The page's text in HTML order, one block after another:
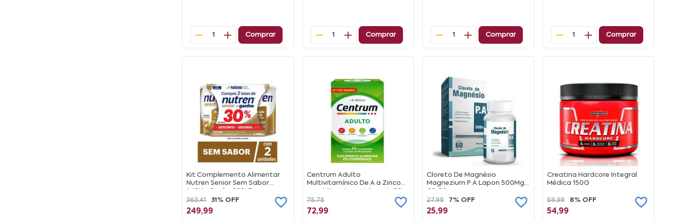
1 Comprar 1 Comprar 1 Comprar 1 Comprar
Kit Complemento Alimentar
Nutren Senior Sem Sabor
1,48Kg Ganhe 30% De
Desconto Na Segunda Lata
363,41 31% OFF
249,99
Centrum Adulto
Multivitamínico De A a Zinco
com Vitaminas e Minerais, 30
comprimidos
75,75
72,99
Cloreto De Magnésio
Magnezium P A Lapon 500Mg
60 Cáps
27,99
7% OFF
25,99
Creatina Hardcore Integral
Médica 150G
59,99 8% OFF
54,99